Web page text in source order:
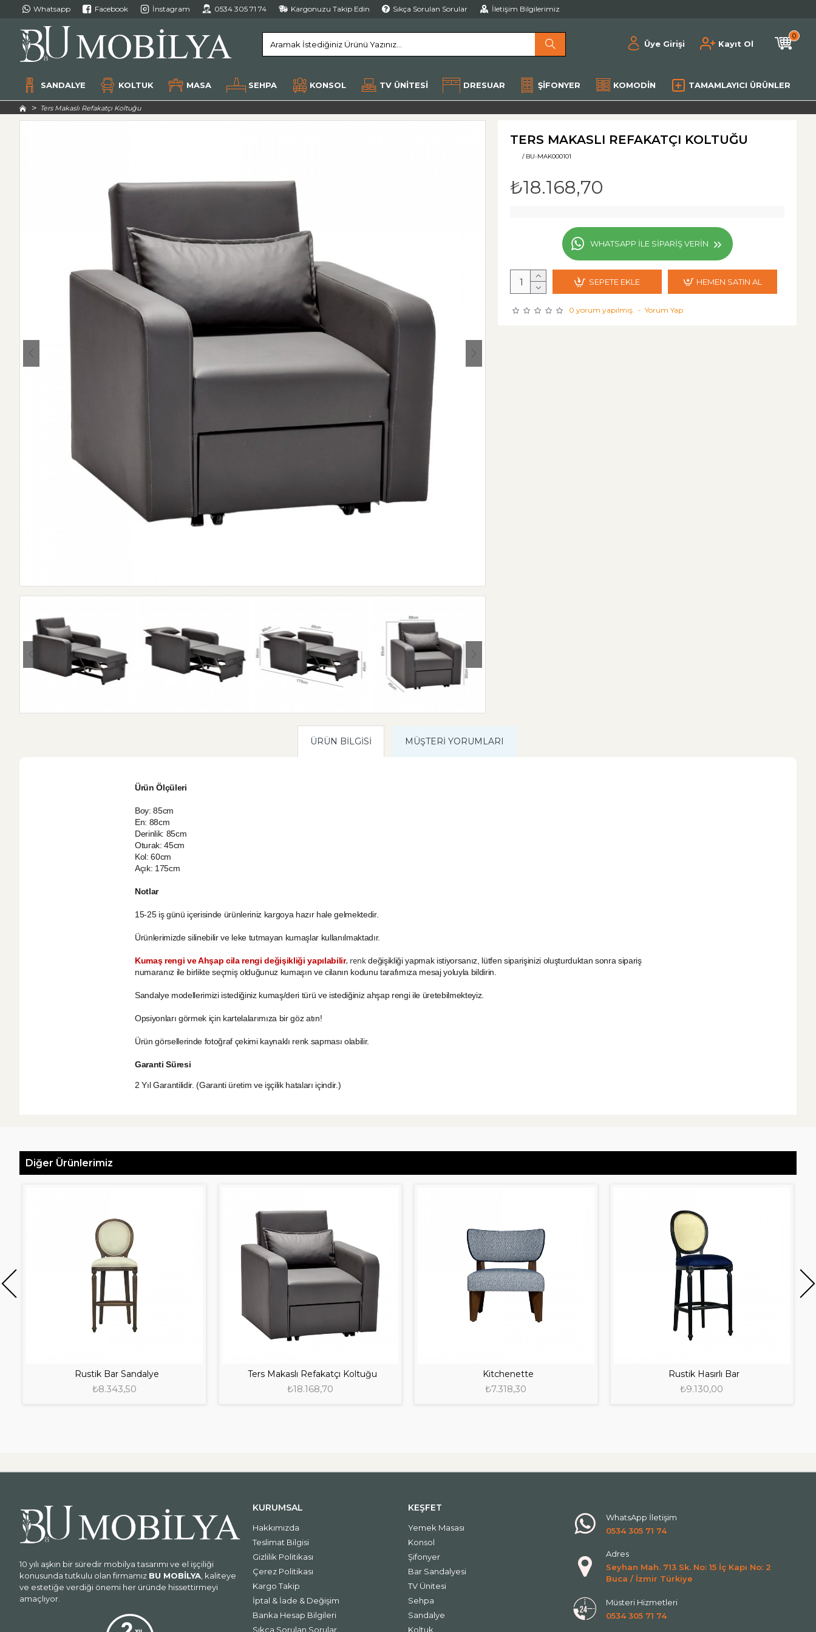
Whatsapp Facebook İnstagram 0534 305 71 74 Kargonuzu Takip Edin Sıkça Sorulan Sorular İletişim Bilgilerimiz
Üye Girişi Kayıt Ol
0
SANDALYE KOLTUK MASA SEHPA KONSOL TV ÜNITESI DRESUAR ŞIFONYER KOMODIN TAMAMLAYICI ÜRÜNLER
Ters Makaslı Refakatçı Koltuğu
TERS MAKASLI REFAKATÇI KOLTUĞU
/ BU-MAK000101
WHATSAPP ILE SIPARIŞ VERIN
0 yorum yapılmış. - Yorum Yap
₺18.168,70
SEPETE EKLE HEMEN SATIN AL
ÜRÜN BILGISI MÜŞTERI YORUMLARI
Ürün Ölçüleri
Boy: 85cm
En: 88cm
Derinlik: 85cm
Oturak: 45cm
Kol: 60cm
Açık: 175cm
Notlar
15-25 iş günü içerisinde ürünleriniz kargoya hazır hale gelmektedir.
Ürünlerimizde silinebilir ve leke tutmayan kumaşlar kullanılmaktadır.
Kumaş rengi ve Ahşap cila rengi değişikliği yapılabilir, renkdeğişikliği yapmak istiyorsanız, lütfen siparişinizi oluşturduktan sonra sipariş
numaranız ile birlikte seçmiş olduğunuz kumaşın ve cilanın kodunu tarafımıza mesaj yoluyla bildirin.
Sandalye modellerimizi istediğiniz kumaş/deri türü ve istediğiniz ahşap rengi ile üretebilmekteyiz.
Opsiyonları görmek için kartelalarımıza bir göz atın!
Ürün görsellerinde fotoğraf çekimi kaynaklı renk sapması olabilir.
Garanti Süresi
2 Yıl Garantilidir. (Garanti üretim ve işçilik hataları içindir.)
Diğer Ürünlerimiz
Rustik Bar Sandalye
₺8.343,50
Ters Makaslı Refakatçı Koltuğu
₺18.168,70
Kitchenette
₺7.318,30
Rustik Hasırlı Bar
₺9.130,00
10 yılı aşkın bir süredir mobilya tasarımı ve el işçiliği
konusunda tutkulu olan firmamız BU MOBİLYA, kaliteye
ve estetiğe verdiği önemi her üründe hissettirmeyi
amaçlıyor.
KURUMSAL
Hakkımızda
Teslimat Bilgisi
Gizlilik Politikası
Çerez Politikası
Kargo Takip
İptal & İade & Değişim
Banka Hesap Bilgileri
Sıkça Sorulan Sorular
KEŞFET
Yemek Masası
Konsol
Şifonyer
Bar Sandalyesi
TV Ünitesi
Sehpa
Sandalye
Koltuk
WhatsApp İletişim
0534 305 71 74
Adres
Seyhan Mah. 713 Sk. No: 15 İç Kapı No: 2
Buca / İzmir Türkiye
Müsteri Hizmetleri
0534 305 71 74